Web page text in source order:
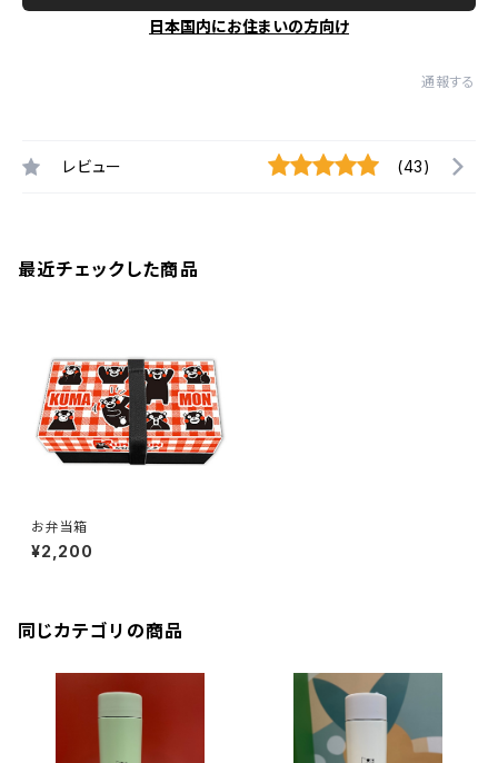
日本国内にお住まいの方向け
通報する
レビュー (43)
最近チェックした商品
お弁当箱
¥2,200
同じカテゴリの商品